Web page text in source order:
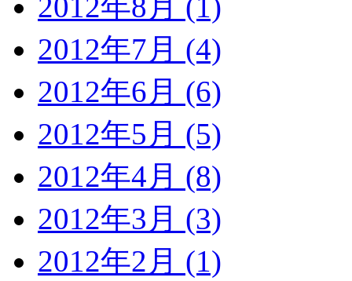
2012年7月 (4)
2012年6月 (6)
2012年5月 (5)
2012年4月 (8)
2012年3月 (3)
2012年2月 (1)